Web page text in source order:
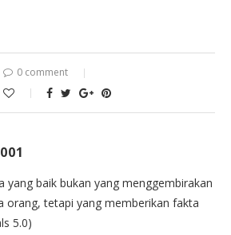
0 comment
yang baik bukan yang menggembirakan
orang, tetapi yang memberikan fakta
5.0)